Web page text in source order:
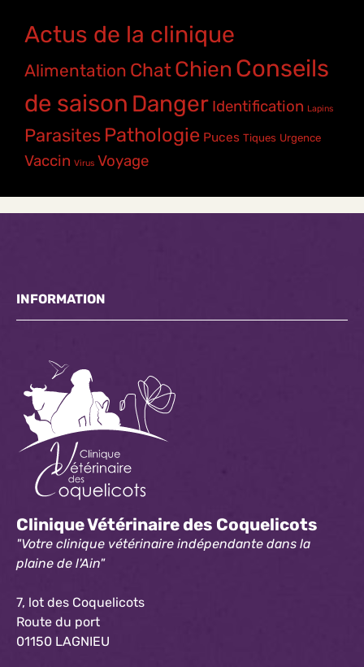
Actus de la clinique
Alimentation ChatChien Conseils
de saison Danger Identification Lapins
Parasites Pathologie Puces Tiques Urgence
Vaccin Virus Voyage
INFORMATION
Clinique Vétérinaire des Coquelicots
"Votre clinique vétérinaire indépendante dans la
plaine de l'Ain"
7, lot des Coquelicots
Route du port
01150 LAGNIEU